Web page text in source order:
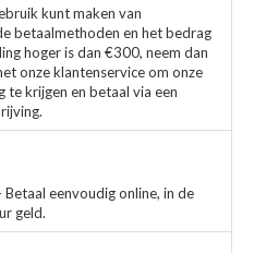
kunt maken van
betaalmethoden en het bedrag
hoger is dan €300, neem dan
onze klantenservice om onze
te krijgen en betaal via een
Betaal eenvoudig online, in de
geld.